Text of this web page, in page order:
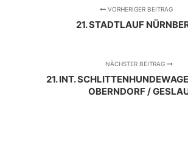
VORHERIGER BEITRAG
21. STADTLAUF
NÄCHSTER BEITRAG
21. INT.
OBERNDORF /